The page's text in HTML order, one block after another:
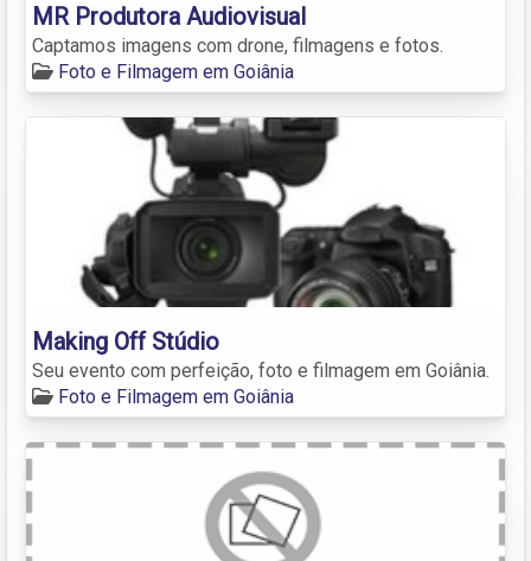
MR Produtora Audiovisual
Captamos imagens com drone, filmagens e fotos.
Foto e Filmagem em Goiânia
Making Off Stúdio
Seu evento com perfeição, foto e filmagem em Goiânia.
Foto e Filmagem em Goiânia